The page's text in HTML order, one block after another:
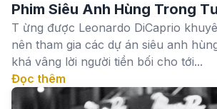
Phim Siêu Anh Hùng Trong
T ừng được Leonardo DiCaprio
nên tham gia các dự án siêu anh
khá vâng lời người tiền bối cho tới...
Đọc thêm